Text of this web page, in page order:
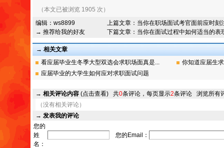
（本文已被浏览 1905 次）
编辑： ws8899
→ 推荐给我的好友
上篇文章： 当你在职场面试考官面前应时刻
下篇文章： 当你在面试过程中如何适当的表
→ 相关文章
看应届毕业生冬季大型双选会求职场面真是...
你知道应届生
应届毕业的大学生如何应对求职面试问题
→ 相关评论内容 (点击查看) 共0条评论，每页显示2条评论 浏览所有
（没有相关评论）
→ 发表我的评论
您的
姓
名：
您的Email：